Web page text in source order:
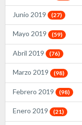
Junio 2019 (27)
Mayo 2019 (59)
Abril 2019 (76)
Marzo 2019 (98)
Febrero 2019 (98)
Enero 2019 (21)